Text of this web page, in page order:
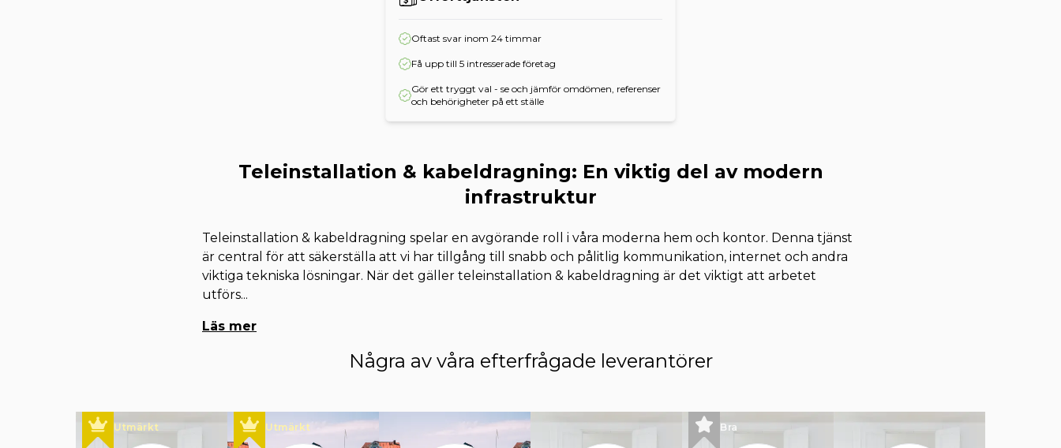
Oftast svar inom 24 timmar
Få upp till 5 intresserade företag
Gör ett tryggt val - se och jämför omdömen, referenser
och behörigheter på ett ställe
Teleinstallation & kabeldragning: En viktig del av modern
infrastruktur
Teleinstallation & kabeldragning spelar en avgörande roll i våra moderna hem och kontor. Denna tjänst
är central för att säkerställa att vi har tillgång till snabb och pålitlig kommunikation, internet och andra
viktiga tekniska lösningar. När det gäller teleinstallation & kabeldragning är det viktigt att arbetet
utförs...
Läs mer
Några av våra efterfrågade leverantörer
Utmärkt Utmärkt Bra